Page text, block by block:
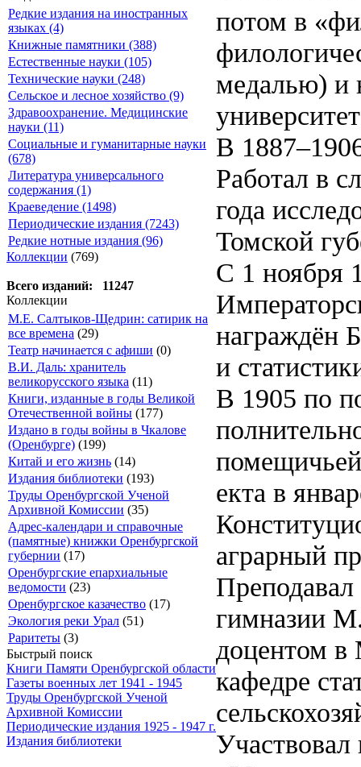
Редкие издания на иностранных
языках (4)
Книжные памятники (388)
Естественные науки (105)
Технические науки (248)
Сельское и лесное хозяйство (9)
Здравоохранение. Медицинские
науки (11)
Социальные и гуманитарные науки
(678)
Литература универсального
содержания (1)
Краеведение (1498)
Периодические издания (7243)
Редкие нотные издания (96)
Коллекции (769)
Всего изданий: 11247
Коллекции
М.Е. Салтыков-Щедрин: сатирик на
все времена (29)
Театр начинается с афиши (0)
В.И. Даль: хранитель
великорусского языка (11)
Книги, изданные в годы Великой
Отечественной войны (177)
Издано в годы войны в Чкалове
(Оренбурге) (199)
Китай и его жизнь (14)
Издания библиотеки (193)
Труды Оренбургской Ученой
Архивной Комиссии (35)
Адрес-календари и справочные
(памятные) книжки Оренбургской
губернии (17)
Оренбургские епархиальные
ведомости (23)
Оренбургское казачество (17)
Экология реки Урал (51)
Раритеты (3)
Быстрый поиск
Книги Памяти Оренбургской области
Газеты военных лет 1941 - 1945
Труды Оренбургской Ученой
Архивной Комиссии
Периодические издания 1925 - 1947 г.
Издания библиотеки
потом в
медалью) и
В
Работал в
года
Томской
С 1 ноября
награждён
и
В 1905 по
ек­та в
аграрный
гимназии
доцентом в
кафедре
Участвовал